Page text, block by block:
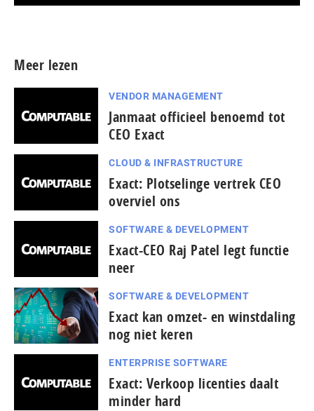
Meer lezen
VENDOR MANAGEMENT
Janmaat officieel benoemd tot
CEO Exact
CLOUD & INFRASTRUCTURE
Exact: Plotselinge vertrek CEO
overviel ons
SOFTWARE & DEVELOPMENT
Exact-CEO Raj Patel legt functie
neer
SOFTWARE & DEVELOPMENT
Exact kan omzet- en winstdaling
nog niet keren
ENTERPRISE SOFTWARE
Exact: Verkoop licenties daalt
minder hard